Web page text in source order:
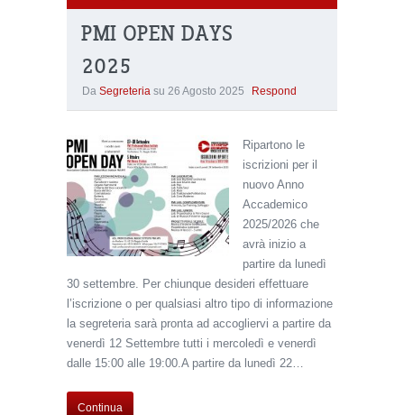
PMI OPEN DAYS
2025
Da Segreteria su 26 Agosto 2025 Respond
Ripartono le
iscrizioni per il
nuovo Anno
Accademico
2025/2026 che
avrà inizio a
partire da lunedì
30 settembre. Per chiunque desideri effettuare
l’iscrizione o per qualsiasi altro tipo di informazione
la segreteria sarà pronta ad accogliervi a partire da
venerdì 12 Settembre tutti i mercoledì e venerdì
dalle 15:00 alle 19:00.A partire da lunedì 22…
Continua